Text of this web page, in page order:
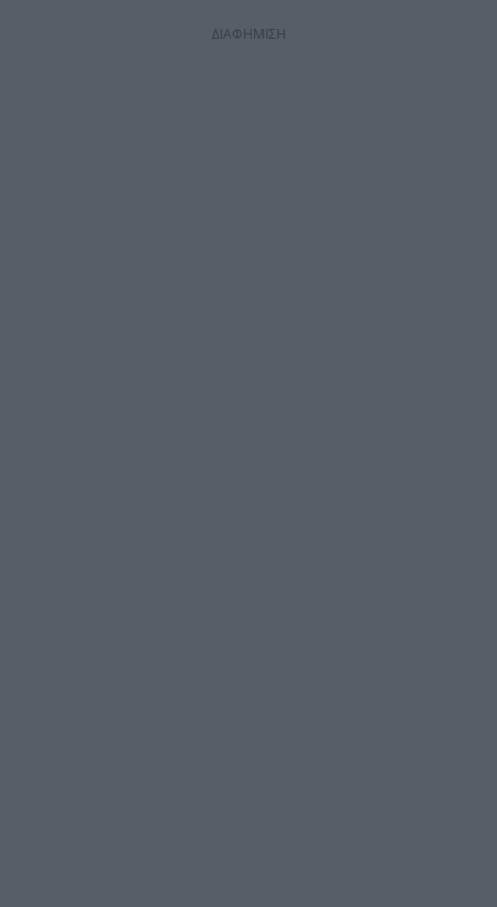
ΔΙΑΦΗΜΙΣΗ